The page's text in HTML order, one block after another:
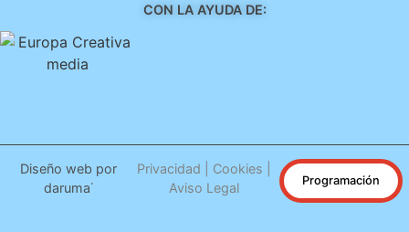
CON LA AYUDA DE:
Privacidad Cookies
Aviso Legal
Programación
Diseño web por
daruma˙